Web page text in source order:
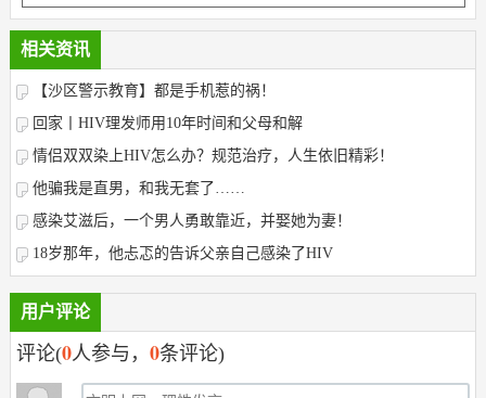
相关资讯
【沙区警示教育】都是手机惹的祸！
回家丨HIV理发师用10年时间和父母和解
情侣双双染上HIV怎么办？规范治疗，人生依旧精彩！
他骗我是直男，和我无套了……
感染艾滋后，一个男人勇敢靠近，并娶她为妻！
18岁那年，他忐忑的告诉父亲自己感染了HIV
用户评论
评论(0人参与， 0条评论)